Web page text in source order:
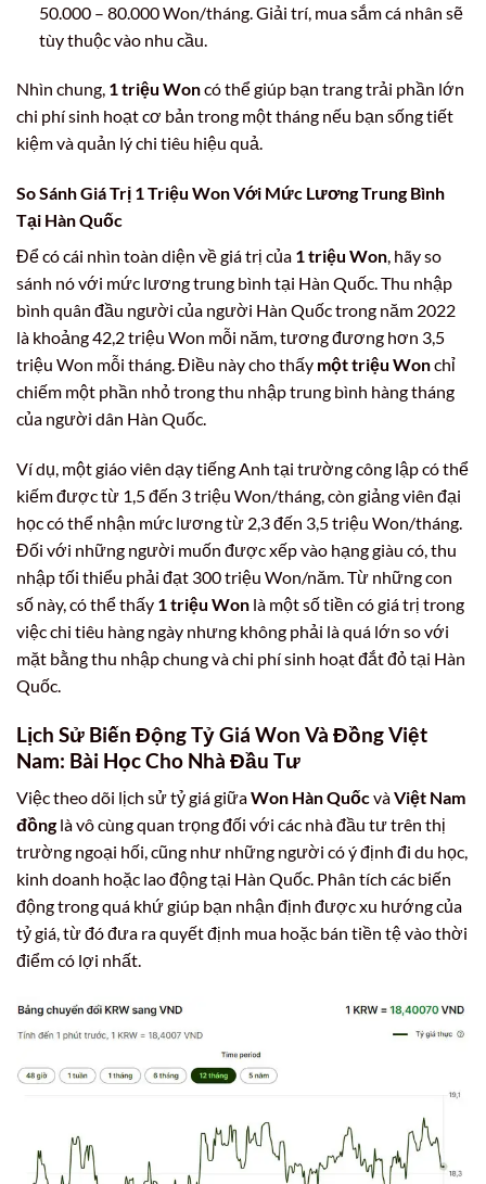
50.000 – 80.000 Won/tháng. Giải trí, mua sắm cá nhân sẽ
tùy thuộc vào nhu cầu.
Nhìn chung, 1 triệu Woncó thể giúp bạn trang trải phần lớn
chi phí sinh hoạt cơ bản trong một tháng nếu bạn sống tiết
kiệm và quản lý chi tiêu hiệu quả.
So Sánh Giá Trị 1 Triệu Won Với Mức Lương Trung Bình
Tại Hàn Quốc
Để có cái nhìn toàn diện về giá trị của 1 triệu Won, hãy so
sánh nó với mức lương trung bình tại Hàn Quốc. Thu nhập
bình quân đầu người của người Hàn Quốc trong năm 2022
là khoảng 42,2 triệu Won mỗi năm, tương đương hơn 3,5
triệu Won mỗi tháng. Điều này cho thấy một triệu Wonchỉ
chiếm một phần nhỏ trong thu nhập trung bình hàng tháng
của người dân Hàn Quốc.
Ví dụ, một giáo viên dạy tiếng Anh tại trường công lập có thể
kiếm được từ 1,5 đến 3 triệu Won/tháng, còn giảng viên đại
học có thể nhận mức lương từ 2,3 đến 3,5 triệu Won/tháng.
Đối với những người muốn được xếp vào hạng giàu có, thu
nhập tối thiểu phải đạt 300 triệu Won/năm. Từ những con
số này, có thể thấy 1 triệu Won là một số tiền có giá trị trong
việc chi tiêu hàng ngày nhưng không phải là quá lớn so với
mặt bằng thu nhập chung và chi phí sinh hoạt đắt đỏ tại Hàn
Quốc.
Lịch Sử Biến Động Tỷ Giá Won Và Đồng Việt
Nam: Bài Học Cho Nhà Đầu Tư
Việc theo dõi lịch sử tỷ giá giữaWon Hàn QuốcvàViệt Nam
đồnglà vô cùng quan trọng đối với các nhà đầu tư trên thị
trường ngoại hối, cũng như những người có ý định đi du học,
kinh doanh hoặc lao động tại Hàn Quốc. Phân tích các biến
động trong quá khứ giúp bạn nhận định được xu hướng của
tỷ giá, từ đó đưa ra quyết định mua hoặc bán tiền tệ vào thời
điểm có lợi nhất.